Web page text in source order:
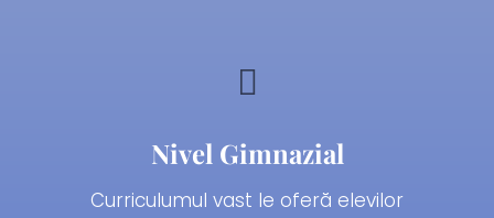

Nivel Gimnazial
Curriculumul vast le oferă elevilor